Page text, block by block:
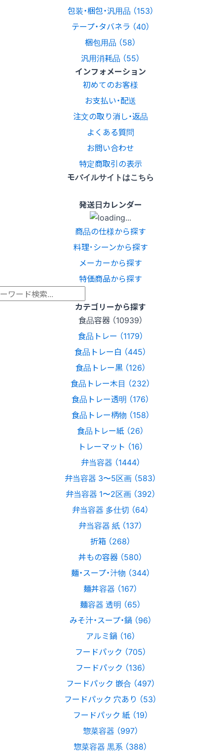
包装・梱包・汎用品 （153）
テープ・タバネラ （40）
梱包用品 （58）
汎用消耗品 （55）
インフォメーション
初めてのお客様
お支払い・配送
注文の取り消し・返品
よくある質問
お問い合わせ
特定商取引の表示
モバイルサイトはこちら
発送日カレンダー
商品の仕様から探す
料理･シーンから探す
メーカーから探す
特価商品から探す
カテゴリーから探す
食品容器 （10939）
食品トレー （1179）
食品トレー白 （445）
食品トレー黒 （126）
食品トレー木目 （232）
食品トレー透明 （176）
食品トレー柄物 （158）
食品トレー紙 （26）
トレーマット （16）
弁当容器 （1444）
弁当容器 3〜5区画 （583）
弁当容器 1〜2区画 （392）
弁当容器 多仕切 （64）
弁当容器 紙 （137）
折箱 （268）
丼もの容器 （580）
麺・スープ・汁物 （344）
麺丼容器 （167）
麺容器 透明 （65）
みそ汁・スープ・鍋 （96）
アルミ鍋 （16）
フードパック （705）
フードパック （136）
フードパック 嵌合 （497）
フードパック 穴あり （53）
フードパック 紙 （19）
惣菜容器 （997）
惣菜容器 黒系 （388）